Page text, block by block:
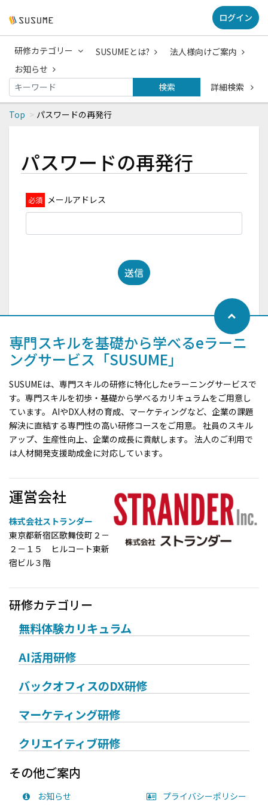
ログイン
研修カテゴリー SUSUMEとは?
法人様向けご案内
お知らせ
検索
詳細検索
Top パスワードの再発行
パスワードの再発行
メールアドレス
送信
専門スキルを基礎から学べるeラーニ
ングサービス「SUSUME」
SUSUMEは、専門スキルの研修に特化したeラーニングサービスで
す。専門スキルを初歩・基礎から学べるカリキュラムをご用意し
ています。 AIやDX人材の育成、マーケティングなど、企業の課題
解決に直結する専門性の高い研修コースをご用意。 社員のスキル
アップ、生産性向上、企業の成長に貢献します。 法人のご利用で
は人材開発支援助成金に対応しています。
運営会社
株式会社ストランダー
東京都新宿区歌舞伎町２－
２－１５ ヒルコート東新
宿ビル３階
研修カテゴリー
無料体験カリキュラム
AI活用研修
バックオフィスのDX研修
マーケティング研修
クリエイティブ研修
その他ご案内
お知らせ プライバシーポリシー